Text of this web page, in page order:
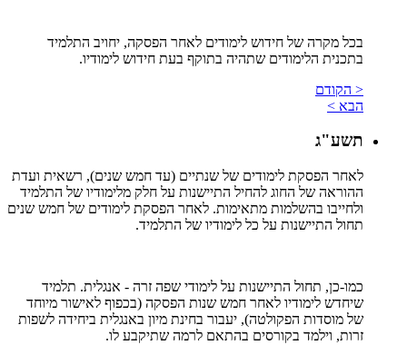
בכל מקרה של חידוש לימודים לאחר הפסקה, יחויב התלמיד
בתכנית הלימודים שתהיה בתוקף בעת חידוש לימודיו.
< הקודם
הבא >
תשע"ג
לאחר הפסקת לימודים של שנתיים (עד חמש שנים), רשאית ועדת
ההוראה של החוג להחיל התיישנות על חלק מלימודיו של התלמיד
ולחייבו בהשלמות מתאימות. לאחר הפסקת לימודים של חמש שנים
תחול התיישנות על כל לימודיו של התלמיד.
כמו-כן, תחול התיישנות על לימודי שפה זרה - אנגלית. תלמיד
שיחדש לימודיו לאחר חמש שנות הפסקה (בכפוף לאישור מיוחד
של מוסדות הפקולטה), יעבור בחינת מיון באנגלית ביחידה לשפות
זרות, וילמד בקורסים בהתאם לרמה שתיקבע לו.